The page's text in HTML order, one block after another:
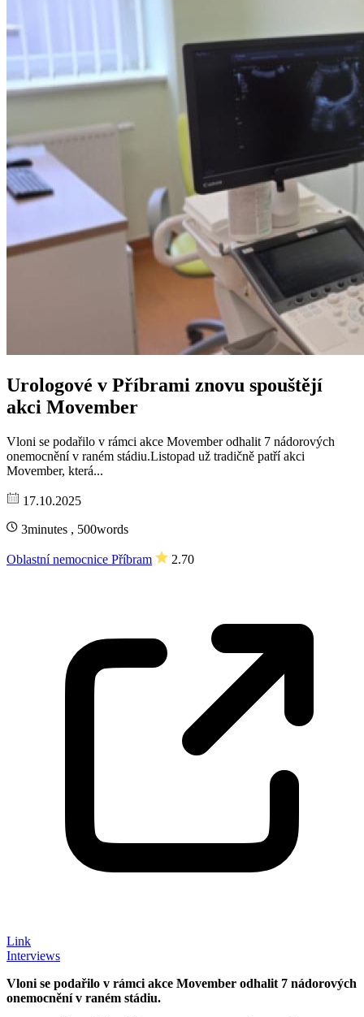
Urologové v Příbrami znovu spouštějí
akci Movember
Vloni se podařilo v rámci akce Movember odhalit 7 nádorových
onemocnění v raném stádiu.Listopad už tradičně patří akci
Movember, která...
17.10.2025
3minutes , 500words
Oblastní nemocnice Příbram 2.70
Link
Interviews
Vloni se podařilo v rámci akce Movember odhalit 7 nádorových
onemocnění v raném stádiu.